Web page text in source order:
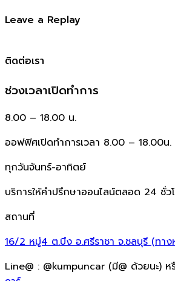
Leave a Replay
ติดต่อเรา
ช่วงเวลาเปิดทำการ
8.00 – 18.00 น.
ออฟฟิศเปิดทำการเวลา 8.00 – 18.00น.
ทุกวันจันทร์-อาทิตย์
บริการให้คำปรึกษาออนไลน์ตลอด 24 ชั่ว
สถานที่
16/2 หมู่4 ต.บึง อ.ศรีราชา จ.ชลบุรี (ทา
Line@ : @kumpuncar (มี@ ด้วยนะ)